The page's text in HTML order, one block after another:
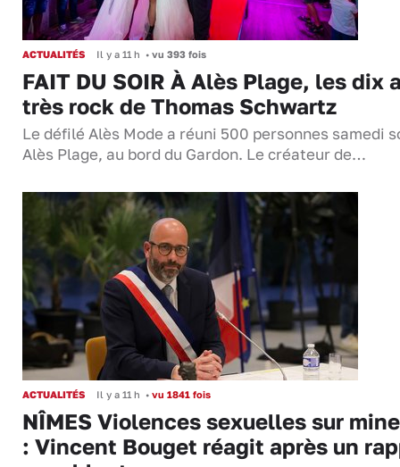
ACTUALITÉS Il y a 11 h • vu 393 fois
FAIT DU SOIR À Alès Plage, les dix
très rock de Thomas Schwartz
Le défilé Alès Mode a réuni 500 personnes samedi
Alès Plage, au bord du Gardon. Le créateur de…
ACTUALITÉS Il y a 11 h • vu 1841 fois
NÎMES Violences sexuelles sur
: Vincent Bouget réagit après un